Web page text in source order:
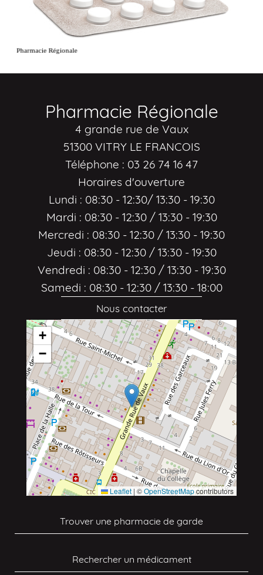
+
−
Leaflet | ©OpenStreetMapcontributors
Trouver une pharmacie de garde
Rechercher un médicament
Pharmacie Régionale
4 grande rue de Vaux
51300 VITRY LE FRANCOIS
Téléphone : 03 26 74 16 47
Horaires d'ouverture
Lundi : 08:30 - 12:30/ 13:30 - 19:30
Mardi : 08:30 - 12:30 / 13:30 - 19:30
Mercredi : 08:30 - 12:30 / 13:30 - 19:30
Jeudi : 08:30 - 12:30 / 13:30 - 19:30
Vendredi : 08:30 - 12:30 / 13:30 - 19:30
Samedi : 08:30 - 12:30 / 13:30 - 18:00
Nous contacter